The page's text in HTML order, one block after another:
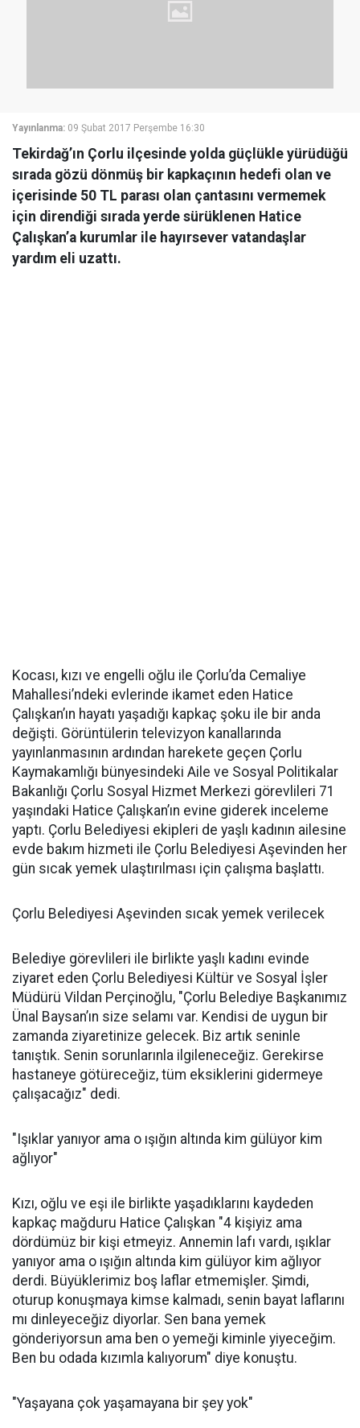
Yayınlanma: 09 Şubat 2017 Perşembe 16:30
Tekirdağ’ın Çorlu ilçesinde yolda güçlükle yürüdüğü
sırada gözü dönmüş bir kapkaçının hedefi olan ve
içerisinde 50 TL parası olan çantasını vermemek
için direndiği sırada yerde sürüklenen Hatice
Çalışkan’a kurumlar ile hayırsever vatandaşlar
yardım eli uzattı.
Kocası, kızı ve engelli oğlu ile Çorlu’da Cemaliye
Mahallesi’ndeki evlerinde ikamet eden Hatice
Çalışkan’ın hayatı yaşadığı kapkaç şoku ile bir anda
değişti. Görüntülerin televizyon kanallarında
yayınlanmasının ardından harekete geçen Çorlu
Kaymakamlığı bünyesindeki Aile ve Sosyal Politikalar
Bakanlığı Çorlu Sosyal Hizmet Merkezi görevlileri 71
yaşındaki Hatice Çalışkan’ın evine giderek inceleme
yaptı. Çorlu Belediyesi ekipleri de yaşlı kadının ailesine
evde bakım hizmeti ile Çorlu Belediyesi Aşevinden her
gün sıcak yemek ulaştırılması için çalışma başlattı.
Çorlu Belediyesi Aşevinden sıcak yemek verilecek
Belediye görevlileri ile birlikte yaşlı kadını evinde
ziyaret eden Çorlu Belediyesi Kültür ve Sosyal İşler
Müdürü Vildan Perçinoğlu, "Çorlu Belediye Başkanımız
Ünal Baysan’ın size selamı var. Kendisi de uygun bir
zamanda ziyaretinize gelecek. Biz artık seninle
tanıştık. Senin sorunlarınla ilgileneceğiz. Gerekirse
hastaneye götüreceğiz, tüm eksiklerini gidermeye
çalışacağız" dedi.
"Işıklar yanıyor ama o ışığın altında kim gülüyor kim
ağlıyor"
Kızı, oğlu ve eşi ile birlikte yaşadıklarını kaydeden
kapkaç mağduru Hatice Çalışkan "4 kişiyiz ama
dördümüz bir kişi etmeyiz. Annemin lafı vardı, ışıklar
yanıyor ama o ışığın altında kim gülüyor kim ağlıyor
derdi. Büyüklerimiz boş laflar etmemişler. Şimdi,
oturup konuşmaya kimse kalmadı, senin bayat laflarını
mı dinleyeceğiz diyorlar. Sen bana yemek
gönderiyorsun ama ben o yemeği kiminle yiyeceğim.
Ben bu odada kızımla kalıyorum" diye konuştu.
"Yaşayana çok yaşamayana bir şey yok"